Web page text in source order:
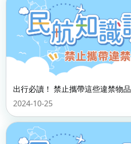
出行必讀！ 禁止攜帶這些違禁物品
2024-10-25